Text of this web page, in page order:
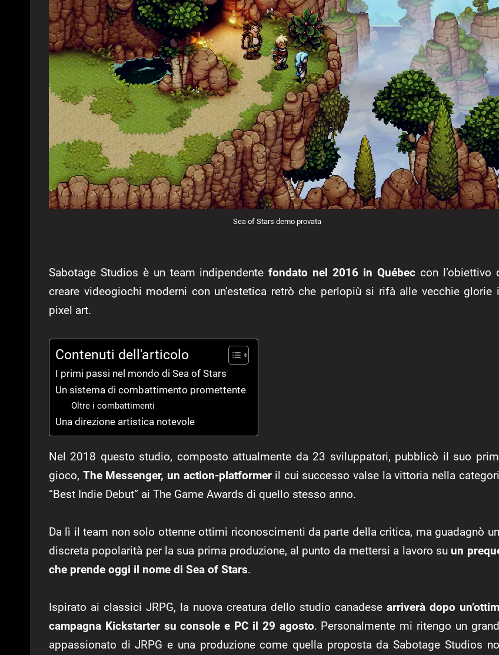
Sea of Stars demo provata
Sabotage Studios è un team indipendentefondato nel 2016 in Québeccon l’obiettivo
creare videogiochi moderni con un’estetica retrò che perlopiù si rifà alle vecchie glorie
pixel art.
Contenuti dell'articolo
I primi passi nel mondo di Sea of Stars
Un sistema di combattimento promettente
Oltre i combattimenti
Una direzione artistica notevole
Nel 2018 questo studio, composto attualmente da 23 sviluppatori, pubblicò il suo
gioco, The Messenger, un action-platformeril cui successo valse la vittoria nella
“Best Indie Debut” ai The Game Awards di quello stesso anno.
Da lì il team non solo ottenne ottimi riconoscimenti da parte della critica, ma guadagnò
discreta popolarità per la sua prima produzione, al punto da mettersi a lavoro su un
che prende oggi il nome di Sea of Stars.
Ispirato ai classici JRPG, la nuova creatura dello studio canadese arriverà dopo
campagna Kickstarter su console e PC il 29 agosto. Personalmente mi ritengo un
appassionato di JRPG e una produzione come quella proposta da Sabotage Studios